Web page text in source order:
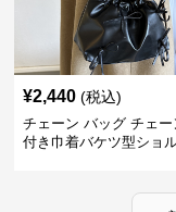
¥2,440 (税込)
チェーン バッグ チェ
付き巾着バケツ型ショ